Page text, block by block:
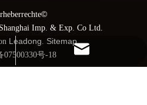
1210
©
Imp. & Exp. Co Ltd.
Leadong Sitemap.
07500330号-18